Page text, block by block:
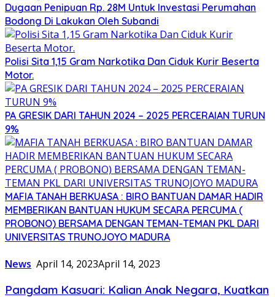
Dugaan Penipuan Rp. 28M Untuk Investasi Perumahan
Bodong Di Lakukan Oleh Subandi
Polisi Sita 1,15 Gram Narkotika Dan Ciduk Kurir Beserta
Motor.
PA GRESIK DARI TAHUN 2024 – 2025 PERCERAIAN TURUN
9%
MAFIA TANAH BERKUASA : BIRO BANTUAN DAMAR HADIR
MEMBERIKAN BANTUAN HUKUM SECARA PERCUMA (
PROBONO) BERSAMA DENGAN TEMAN-TEMAN PKL DARI
UNIVERSITAS TRUNOJOYO MADURA
News April 14, 2023April 14, 2023
Pangdam Kasuari: Kalian Anak Negara, Kuatkan